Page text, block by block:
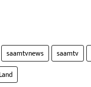
saamtvnews saamtv
Land